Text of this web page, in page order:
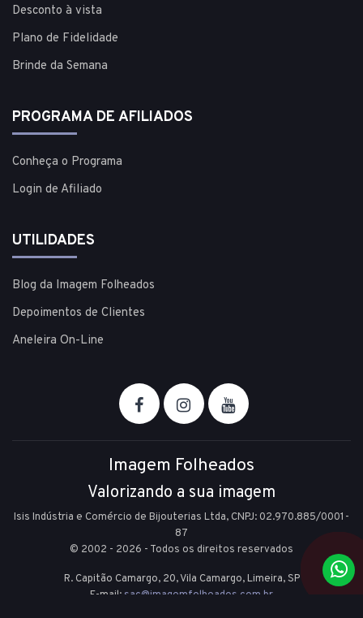
Desconto à vista
Plano de Fidelidade
Brinde da Semana
PROGRAMA DE AFILIADOS
Conheça o Programa
Login de Afiliado
UTILIDADES
Blog da Imagem Folheados
Depoimentos de Clientes
Aneleira On-Line
Imagem Folheados
Valorizando a sua imagem
Isis Indústria e Comércio de Bijouterias Ltda, CNPJ: 02.970.885/0001-
87
© 2002 - 2026 - Todos os direitos reservados
R. Capitão Camargo, 20, Vila Camargo,Limeira,SP
E-mail: sac@imagemfolheados.com.br